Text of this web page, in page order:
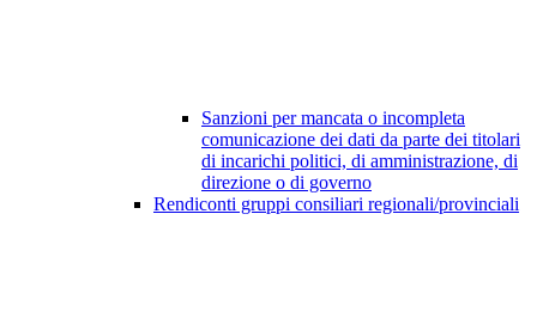
Sanzioni per mancata o incompleta
comunicazione dei dati da parte dei titolari
di incarichi politici, di amministrazione, di
direzione o di governo
Rendiconti gruppi consiliari regionali/provinciali